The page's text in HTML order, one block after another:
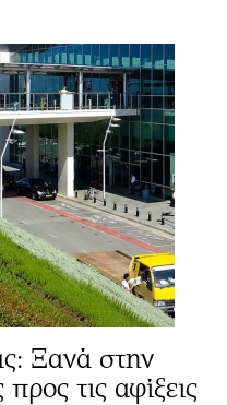
Ξανά στην
τις αφίξεις